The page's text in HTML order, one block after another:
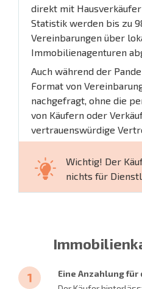
direkt mit
Statistik werden bis zu
Vereinbarungen über
Immobilienagenturen
Auch während der
Format von
nachgefragt, ohne die
von Käufern oder
vertrauenswürdige
Wichtig! Der
nichts für
Eine Anzahlung